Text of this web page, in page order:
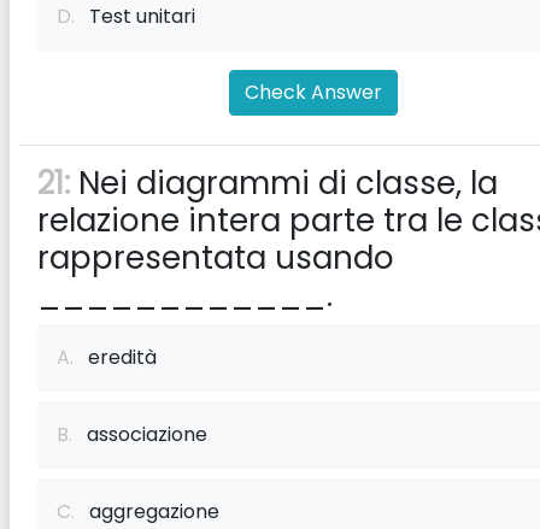
D. Test unitari
Check Answer
21: Nei diagrammi di classe, la
relazione intera parte tra le
rappresentata usando
____________.
A. eredità
B. associazione
C. aggregazione